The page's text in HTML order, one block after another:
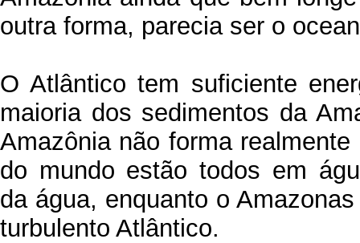
outra forma, parecia ser o
O Atlântico tem suficiente
maioria dos sedimentos da
Amazônia não forma
do mundo estão todos em
da água, enquanto o
turbulento Atlântico.